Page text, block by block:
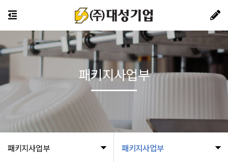
패키지사업부 패키지사업부
패키지사업부